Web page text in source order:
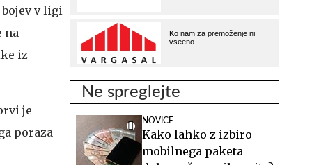
v ligi
na
iz
je
poraza
Ne spreglejte
NOVICE
Kako lahko z izbiro
mobilnega paketa